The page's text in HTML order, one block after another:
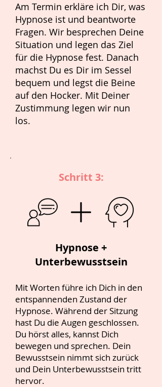
Am Termin erkläre ich Dir, was
Hypnose ist und beantworte
Fragen. Wir besprechen Deine
Situation und legen das Ziel
für die Hypnose fest. Danach
machst Du es Dir im Sessel
bequem und legst die Beine
auf den Hocker. Mit Deiner
Zustimmung legen wir nun
los.​​​
Schritt 3:
Hypnose +
Unterbewusstsein
Mit Worten führe ich Dich in den
entspannenden Zustand der
Hypnose. Während der Sitzung
hast Du die Augen geschlossen.
Du hörst alles, kannst Dich
bewegen und sprechen. Dein
Bewusstsein nimmt sich zurück
und Dein Unterbewusstsein tritt
hervor.